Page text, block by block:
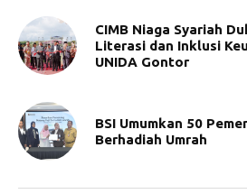
CIMB Niaga Syariah
Literasi dan Inklusi
UNIDA Gontor
BSI Umumkan 50
Berhadiah Umrah